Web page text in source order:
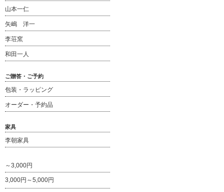
山本一仁
矢嶋 洋一
李荘窯
和田一人
ご贈答・ご予約
包装・ラッピング
オーダー・予約品
家具
李朝家具
～3,000円
3,000円～5,000円